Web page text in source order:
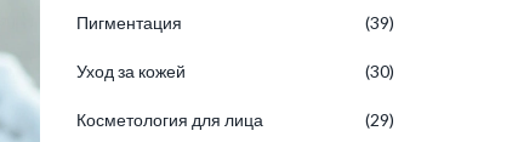
Пигментация (39)
Уход за кожей (30)
Косметология для лица (29)